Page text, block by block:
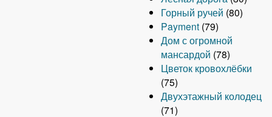
Горный ручей (80)
Payment (79)
Дом с огромной
мансардой (78)
Цветок кровохлёбки
(75)
Двухэтажный колодец
(71)